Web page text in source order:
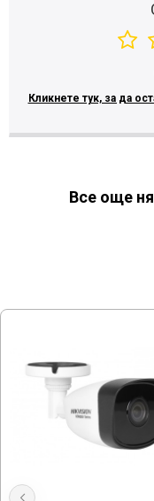
Кликнете тук, за да
Все още